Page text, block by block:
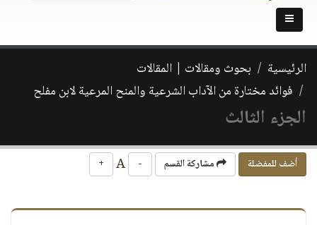
الرئيسية
بحوث ومقالات | المقالات
فوائد مختارة من الآداب الشرعية والمنح المرعية لابن مفلح
الجزء الثالث
أضف للمفضلة مشاركة القسم -
+